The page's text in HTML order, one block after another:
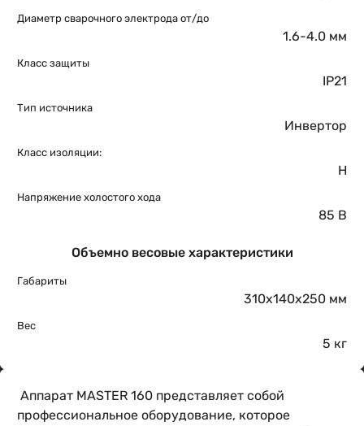
Диаметр сварочного электрода от/до
1.6-4.0 мм
Класс защиты
IP21
Тип источника
Инвертор
Класс изоляции:
H
Напряжение холостого хода
85 В
Объемно весовые характеристики
Габариты
310х140х250 мм
Вес
5 кг
Аппарат MASTER 160 представляет собой
профессиональное оборудование, которое